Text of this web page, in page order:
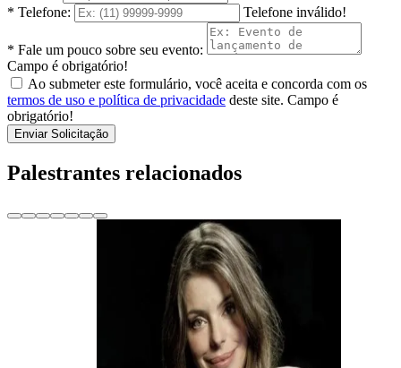
* Telefone:
Telefone inválido!
* Fale um pouco sobre seu evento:
Campo é obrigatório!
Ao submeter este formulário, você aceita e concorda com os
termos de uso e política de privacidade deste site. Campo é
obrigatório!
Enviar Solicitação
Palestrantes relacionados